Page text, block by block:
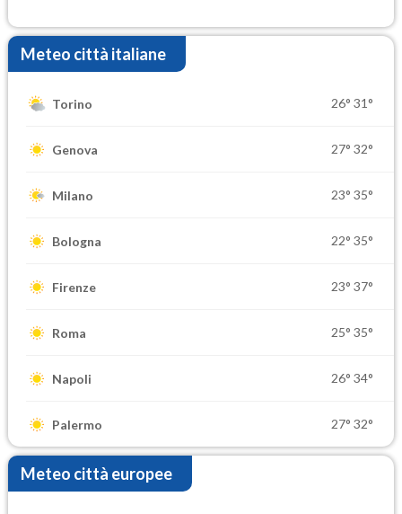
Meteo città italiane
Torino 26° 31°
Genova 27° 32°
Milano 23° 35°
Bologna 22° 35°
Firenze 23° 37°
Roma 25° 35°
Napoli 26° 34°
Palermo 27° 32°
Meteo città europee